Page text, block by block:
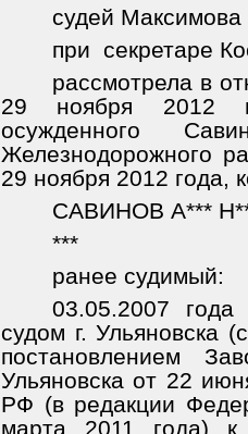
судей
при секретаре
рассмотрела в
29 ноября 2012
осужденного
Железнодорожного
29 ноября 2012 года,
САВИНОВ А***
***
ранее судимый:
03.05.2007
судом г. Ульяновска
постановлением
Ульяновска от 22
РФ (в редакции